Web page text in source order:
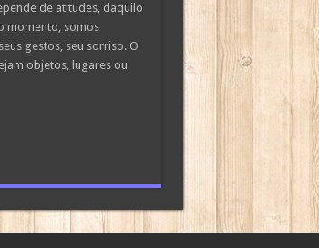
de atitudes, daquilo
momento, somos
gestos, seu sorriso. O
objetos, lugares ou